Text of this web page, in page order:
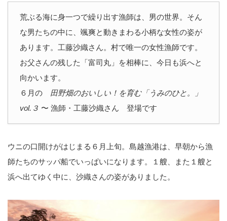
荒ぶる海に身一つで繰り出す漁師は、男の世界。そん
な男たちの中に、颯爽と動きまわる小柄な女性の姿が
あります。工藤沙織さん。村で唯一の女性漁師です。
お父さんの残した「富司丸」を相棒に、今日も浜へと
向かいます。
６月の 田野畑のおいしい！を育む「うみのひと。」
vol.３ 〜 漁師・工藤沙織さん 登場です
ウニの口開けがはじまる６月上旬。島越漁港は、早朝から漁
師たちのサッパ船でいっぱいになります。１艘、また１艘と
浜へ出てゆく中に、沙織さんの姿がありました。